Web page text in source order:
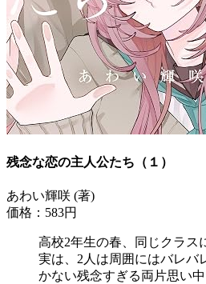
残念な恋の主人公たち（１）
あわい輝咲 (著)
価格：583円
高校2年生の春、同じクラス
実は、2人は周囲にはバレバ
かない残念すぎる両片思い